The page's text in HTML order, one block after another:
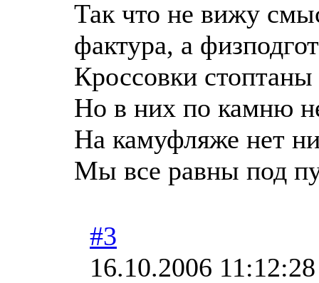
Так что не вижу
фактура, а
Кроссовки
Но в них по камню
На камуфляже нет
Мы все равны под
#3
16.10.2006 11:12:28